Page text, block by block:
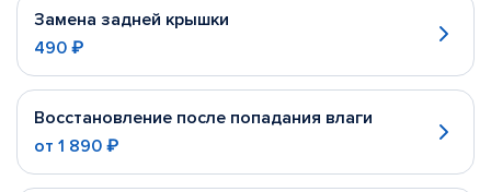
Замена задней крышки
490 ₽
Восстановление после попадания влаги
от 1 890 ₽